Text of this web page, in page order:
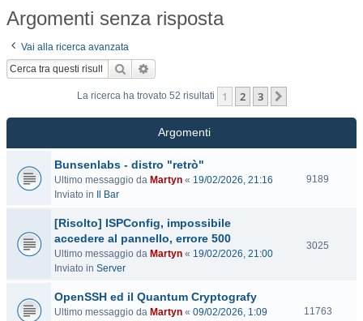
Argomenti senza risposta
Vai alla ricerca avanzata
Cerca
La ricerca ha trovato 52 risultati 1 2 3
Argomenti
Bunsenlabs - distro "retrò"
Ultimo messaggio da Martyn « 19/02/2026, 21:16
Inviato in
Il Bar
9189
[Risolto] ISPConfig, impossibile
accedere al pannello, errore 500
Ultimo messaggio da Martyn « 19/02/2026, 21:00
Inviato in Server
3025
e
OpenSSH ed il Quantum Cryptografy
Ultimo messaggio da Martyn « 09/02/2026, 1:09
11763V